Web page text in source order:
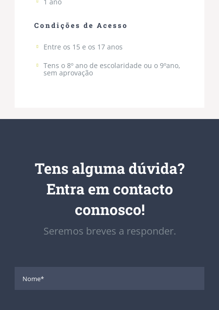
Condições de Acesso
Entre os 15 e os 17 anos
Tens o 8º ano de escolaridade ou o 9ºano,
sem aprovação
Tens alguma dúvida?
Entra em contacto
connosco!
Seremos breves a responder.